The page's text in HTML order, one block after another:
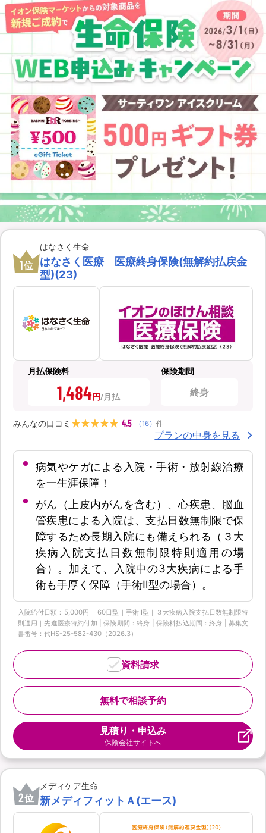
1位
はなさく生命
はなさく医療 医療終身保険(無解約払戻金
型)(23)
月払保険料
1,484円
保険期間
終身
みんなの口コミ 4.5 （ 16） 件
プランの中身を見る
病気やケガによる入院・手術・放射線治療
を一生涯保障！
がん（上皮内がんを含む）、心疾患、脳血
管疾患による入院は、支払日数無制限で保
障するため長期入院にも備えられる（３大
疾病入院支払日数無制限特則適用の場
合）。加えて、入院中の3大疾病による手
術も手厚く保障（手術Ⅱ型の場合）。
入院給付日額：5,000円 ｜60日型｜手術Ⅱ型｜３大疾病入院支払日数無制限特
則適用｜先進医療特約付加 | 保険期間：終身 | 保険料払込期間：終身 | 募集文
書番号：代HS-25-582-430（2026.3）
無料で相談予約
資料請求
見積り・申込み
保険会社サイトへ
2位
メディケア生命
新メディフィットＡ(エース)